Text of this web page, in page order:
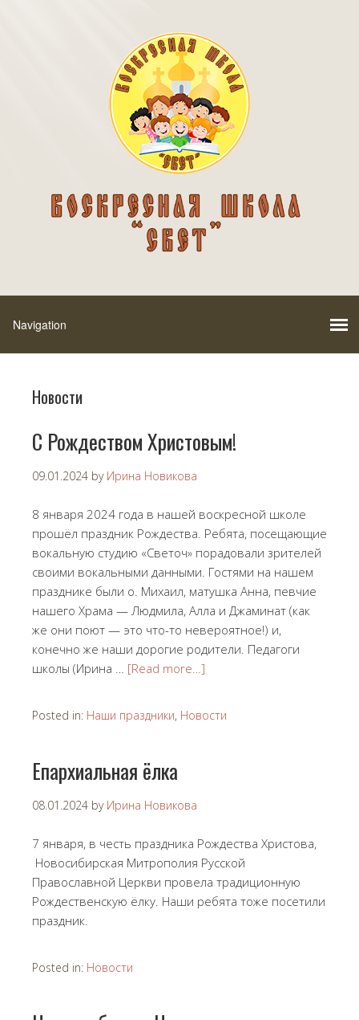
Новости
С Рождеством Христовым!
09.01.2024 by Ирина Новикова
8 января 2024 года в нашей воскресной школе
прошёл праздник Рождества. Ребята, посещающие
вокальную студию «Светоч» порадовали зрителей
своими вокальными данными. Гостями на нашем
празднике были о. Михаил, матушка Анна, певчие
нашего Храма — Людмила, Алла и Джаминат (как
же они поют — это что-то невероятное!) и,
конечно же наши дорогие родители. Педагоги
школы (Ирина … [Read more…]
Posted in: Наши праздники, Новости
Епархиальная ёлка
08.01.2024 by Ирина Новикова
7 января, в честь праздника Рождества Христова,
Новосибирская Митрополия Русской
Православной Церкви провела традиционную
Рождественскую ёлку. Наши ребята тоже посетили
праздник.
Posted in: Новости